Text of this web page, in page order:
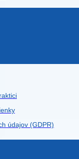
údajov (GDPR)